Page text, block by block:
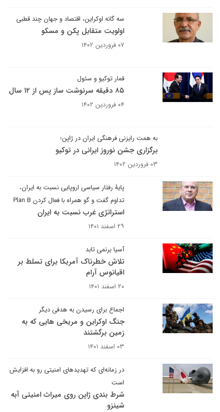
سه گانه اوکراین، اقتصاد و جهان چند قطبی
اولویت متقابل پکن و مسکو
۰۷ فروردین ۱۴۰۲
قمار توکیو و سئول
۸۵ دقیقه سرنوشت ساز پس از ۱۲ سال
۰۴ فروردین ۱۴۰۲
به همت رایزنی فرهنگی ایران در ژاپن؛
برگزاری جشن نوروز ایرانی در توکیو
۰۳ فروردین ۱۴۰۲
پایۀ رفتار سیاسی اروپایی نسبت به ایران،
تداوم گفت و گو همراه با فعال کردن Plan B
استراتژی غرب نسبت به ایران
۲۹ اسفند ۱۴۰۱
آسیا برنمی تابد
تلاش خطرناک آمریکا برای تسلط بر
اقیانوس آرام
۲۰ اسفند ۱۴۰۱
اجماع برای رسیدن به هدفی دیگر
جنگ اوکراین و مریخی هایی که به
زمین برگشتند
۰۳ اسفند ۱۴۰۱
در زمانه‌ای که تهدیدهای امنیتی رو به افزایش
است
شرط بندی ژاپن روی میراث امنیتی آبه
شینزو